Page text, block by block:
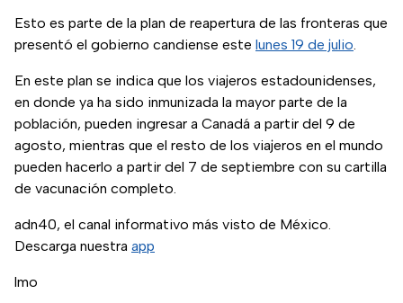
Esto es parte de la plan de reapertura de las fronteras que
presentó el gobierno candiense este lunes 19 de julio.
En este plan se indica que los viajeros estadounidenses,
en donde ya ha sido inmunizada la mayor parte de la
población, pueden ingresar a Canadá a partir del 9 de
agosto, mientras que el resto de los viajeros en el mundo
pueden hacerlo a partir del 7 de septiembre con su cartilla
de vacunación completo.
adn40, el canal informativo más visto de México.
Descarga nuestra app
lmo